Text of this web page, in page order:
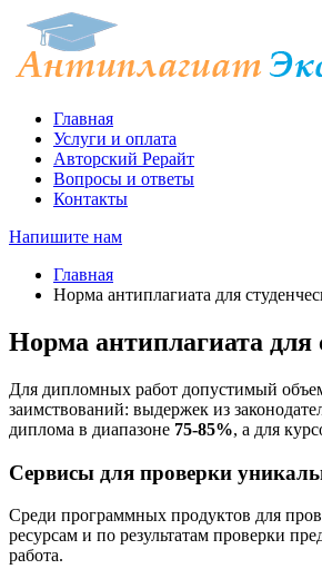
Главная
Услуги и оплата
Авторский Рерайт
Вопросы и ответы
Контакты
Напишите нам
Главная
Норма антиплагиата для
Норма антиплагиата для
Для дипломных работ допустимый
заимствований: выдержек из
диплома в диапазоне 75-85%, а для
Сервисы для проверки
Среди программных продуктов для
ресурсам и по результатам проверки
работа.